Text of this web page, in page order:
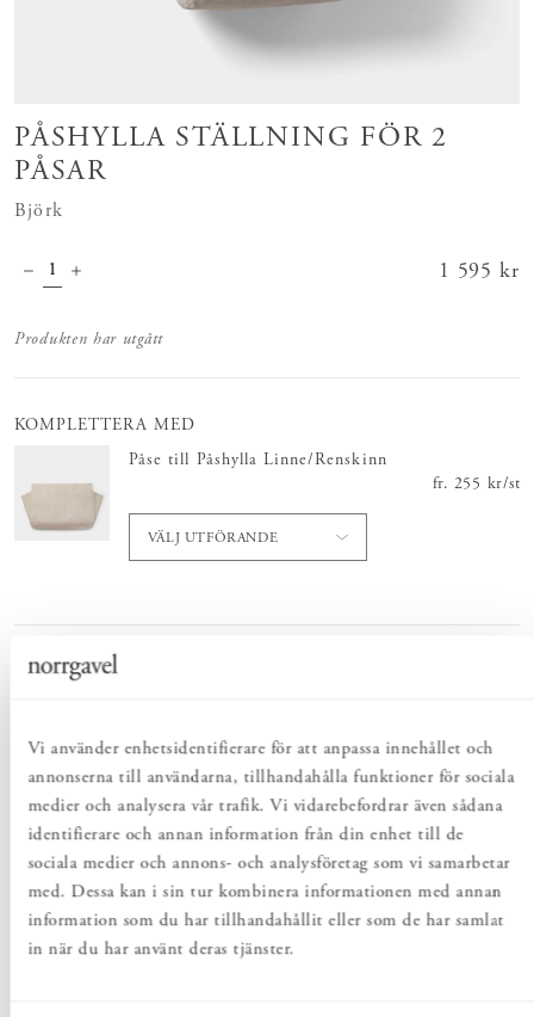
Vi använder enhetsidentifierare för att anpassa innehållet och
annonserna till användarna, tillhandahålla funktioner för sociala
medier och analysera vår trafik. Vi vidarebefordrar även sådana
identifierare och annan information från din enhet till de
sociala medier och annons- och analysföretag som vi samarbetar
med. Dessa kan i sin tur kombinera informationen med annan
information som du har tillhandahållit eller som de har samlat
in när du har använt deras tjänster.
PÅSHYLLA STÄLLNING FÖR 2
PÅSAR
Björk
Pris:
1 595 kr
Produkten har utgått
KOMPLETTERA MED
Påse till Påshylla Linne/Renskinn
fr. Pris :255
255 kr/st
VÄLJ UTFÖRANDE
Lägg i varukorgen
PRODUKTBESKRIVNING
Påshyllan är en riktig Norrgavelklassiker. En praktisk
förvaringshylla där var sak har sin plats. Den rymmer mycket men
är lättplacerad eftersom den tar så liten plats. En perfekt gåva till
det lilla hushållet, första lägenheten eller barnrummet.